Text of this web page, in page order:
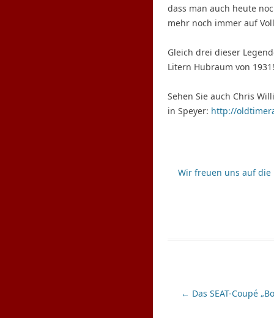
dass man auch heute
mehr noch immer auf
Gleich drei dieser
Litern Hubraum von
Sehen Sie auch Chris
in Speyer: http://
Wir freuen uns auf die
Beitrags-
← Das SEAT-Coupé